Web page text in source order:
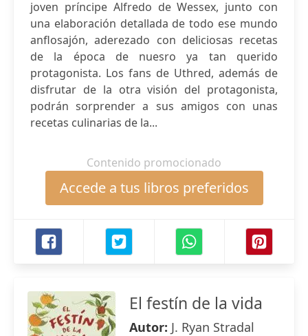
joven príncipe Alfredo de Wessex, junto con
una elaboración detallada de todo ese mundo
anflosajón, aderezado con deliciosas recetas
de la época de nuesro ya tan querido
protagonista. Los fans de Uthred, además de
disfrutar de la otra visión del protagonista,
podrán sorprender a sus amigos con unas
recetas culinarias de la...
Contenido promocionado
Accede a tus libros preferidos
El festín de la vida
Autor: J. Ryan Stradal